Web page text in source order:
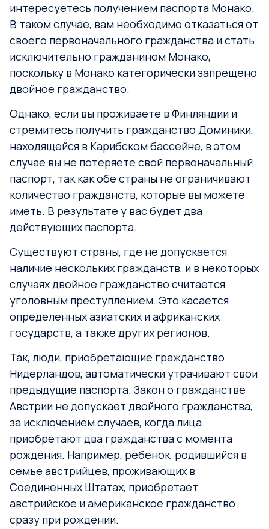
интересуетесь получением паспорта Монако.
В таком случае, вам необходимо отказаться от
своего первоначального гражданства и стать
исключительно гражданином Монако,
поскольку в Монако категорически запрещено
двойное гражданство.
Однако, если вы проживаете в Финляндии и
стремитесь получить гражданство Доминики,
находящейся в Карибском бассейне, в этом
случае вы не потеряете свой первоначальный
паспорт, так как обе страны не ограничивают
количество гражданств, которые вы можете
иметь. В результате у вас будет два
действующих паспорта.
Существуют страны, где не допускается
наличие нескольких гражданств, и в некоторых
случаях двойное гражданство считается
уголовным преступлением. Это касается
определенных азиатских и африканских
государств, а также других регионов.
Так, люди, приобретающие гражданство
Нидерландов, автоматически утрачивают свои
предыдущие паспорта. Закон о гражданстве
Австрии не допускает двойного гражданства,
за исключением случаев, когда лица
приобретают два гражданства с момента
рождения. Например, ребенок, родившийся в
семье австрийцев, проживающих в
Соединенных Штатах, приобретает
австрийское и американское гражданство
сразу при рождении.